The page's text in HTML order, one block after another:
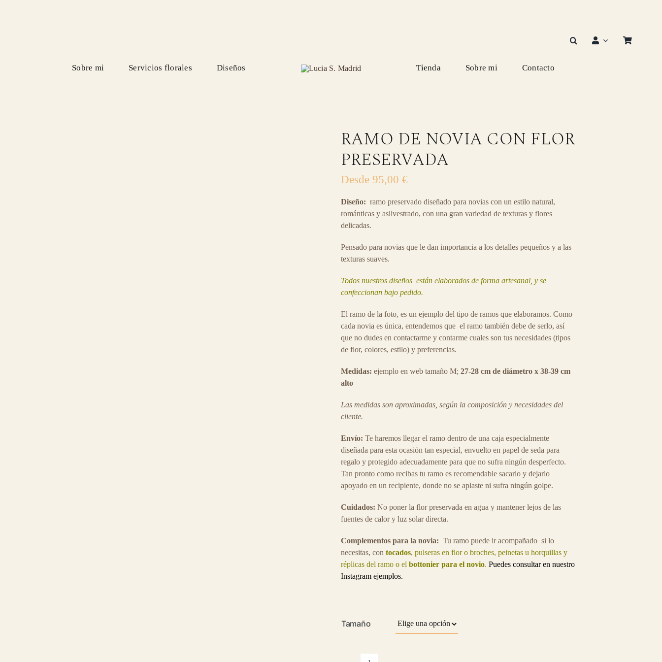
Sobre mi Servicios florales Diseños Tienda Sobre mi Contacto
RAMO DE NOVIA CON FLOR
PRESERVADA
Desde 95,00 €
Diseño: ramo preservado diseñado para novias con un estilo natural,
románticas y asilvestrado, con una gran variedad de texturas y flores
delicadas.
Pensado para novias que le dan importancia a los detalles pequeños y a las
texturas suaves.
Todos nuestros diseños están elaborados de forma artesanal, y se
confeccionan bajo pedido.
El ramo de la foto, es un ejemplo del tipo de ramos que elaboramos. Como
cada novia es única, entendemos que el ramo también debe de serlo, así
que no dudes en contactarme y contarme cuales son tus necesidades (tipos
de flor, colores, estilo) y preferencias.
Medidas: ejemplo en web tamaño M; 27-28 cm de diámetro x 38-39 cm
alto
Las medidas son aproximadas, según la composición y necesidades del
cliente.
Envío: Te haremos llegar el ramo dentro de una caja especialmente
diseñada para esta ocasión tan especial, envuelto en papel de seda para
regalo y protegido adecuadamente para que no sufra ningún desperfecto.
Tan pronto como recibas tu ramo es recomendable sacarlo y dejarlo
apoyado en un recipiente, donde no se aplaste ni sufra ningún golpe.
Cuidados: No poner la flor preservada en agua y mantener lejos de las
fuentes de calor y luz solar directa.
Complementos para la novia: Tu ramo puede ir acompañado si lo
necesitas, con tocados, pulseras en flor o broches, peinetas u horquillas y
réplicas del ramo o el bottonier para el novio. Puedes consultar en nuestro
Instagramejemplos.
Tamaño